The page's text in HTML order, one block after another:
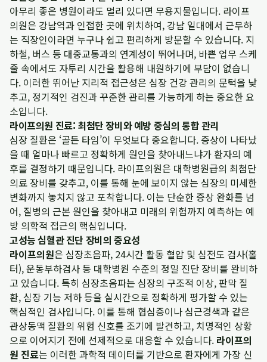
아무리 좋은 병원이라도 멀리 있다면 무용지물입니다. 라이프
의원은 강남역과 인접한 곳에 위치하여, 강남 일대에서 근무하
는 직장인이라면 누구나 쉽고 편리하게 방문할 수 있습니다. 지
하철, 버스 등 대중교통과의 연계성이 뛰어나며, 바쁜 업무 스케
줄 속에서도 자투리 시간을 활용해 내원하기에 부담이 없습니
다. 이러한 뛰어난 지리적 접근성은 심장 건강 관리의 문턱을 낮
추고, 정기적인 검진과 꾸준한 관리를 가능하게 하는 중요한 요
소입니다.
라이프의원 진료: 최첨단 장비와 예방 중심의 통합 관리
심장 질환은 ‘골든 타임’이 무엇보다 중요합니다. 증상이 나타났
을 때 얼마나 빠르고 정확하게 원인을 찾아내느냐가 환자의 예
후를 결정하기 때문입니다. 라이프의원은 대학병원급의 최첨단
의료 장비를 갖추고, 이를 통해 눈에 보이지 않는 심장의 미세한
변화까지 놓치지 않고 포착합니다. 이는 단순한 증상 완화를 넘
어, 질병의 근본 원인을 찾아내고 미래의 위험까지 예측하는 예
방 의학적 접근의 핵심입니다.
고성능 심혈관 진단 장비의 중요성
라이프의원은 심장초음파, 24시간 활동 혈압 및 심전도 검사(홀
터), 운동부하검사 등 대학병원 수준의 정밀 진단 장비를 완비하
고 있습니다. 특히 심장초음파는 심장의 구조적 이상, 판막 질
환, 심장 기능 저하 등을 실시간으로 정확하게 평가할 수 있는
핵심적인 검사입니다. 이를 통해 협심증이나 심근경색과 같은
관상동맥 질환의 위험 신호를 조기에 발견하고, 치명적인 상황
으로 이어지기 전에 선제적으로 대응할 수 있습니다. 라이프의
원 진료는 이러한 과학적 데이터를 기반으로 환자에게 가장 신